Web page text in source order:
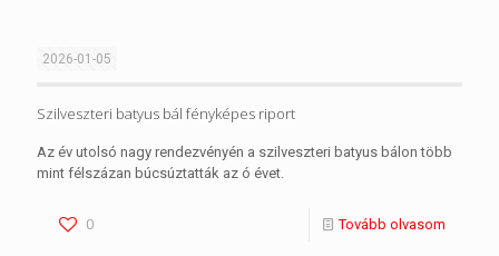
2026-01-05
Szilveszteri batyus bál fényképes riport
Az év utolsó nagy rendezvényén a szilveszteri batyus bálon több
mint félszázan búcsúztatták az ó évet.
0 Tovább olvasom